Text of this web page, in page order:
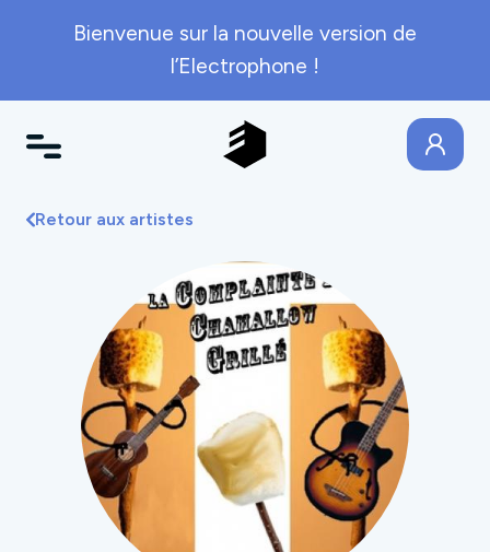
Bienvenue sur la nouvelle version de
l’Electrophone !
Retour aux artistes